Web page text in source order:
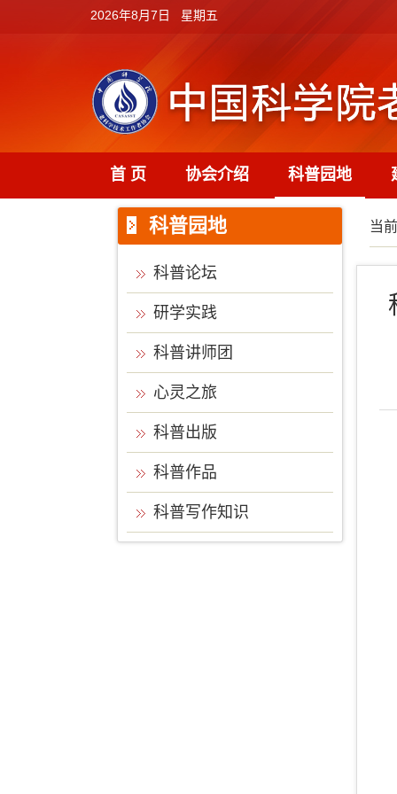
2026年8月7日 星期五
首 页 协会介绍 科普园地
科普园地
科普论坛
研学实践
科普讲师团
心灵之旅
科普出版
科普作品
科普写作知识
当